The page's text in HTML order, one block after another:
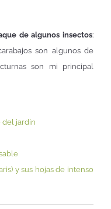
de algunos insectos:
son algunos de
son mi principal
del jardín
y sus hojas de intenso